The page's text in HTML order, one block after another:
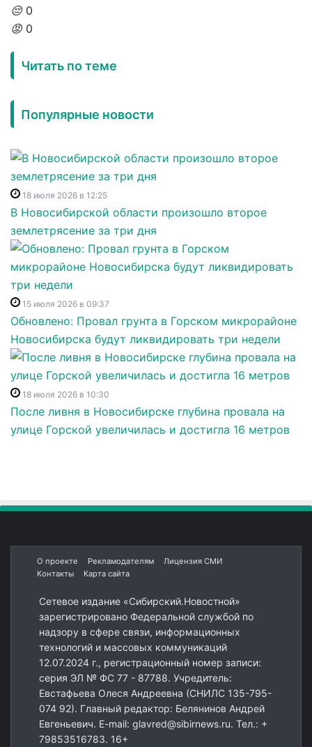
😔 0
😡 0
Читать по теме
Популярные новости
18 июля 2026 в 12:25
В Новосибирской области произошло второе
землетрясение за три дня
15 июля 2026 в 09:37
Обновлено: Провал грунта в Горском микрорайоне
Новосибирска будут ликвидировать три недели
18 июля 2026 в 10:30
После ливня в Новосибирске глубина провала на
улице Горской увеличилась и достигла 16 метров
О проекте Рекламодателям
Лицензия СМИ
Контакты
Карта сайта
Сетевое издание «Сибирский.Новостной»
зарегистрировано Федеральной службой по
надзору в сфере связи, информационных
технологий и массовых коммуникаций
12.07.2024 г., регистрационный номер записи:
серия ЭЛ № ФС 77 - 87788. Учредитель:
Евстафьева Олеся Андреевна (СНИЛС 135-795-
074 92). Главный редактор: Белянинов Андрей
Евгеньевич. E-mail: glavred@sibirnews.ru. Тел.: +
79853516783. 16+